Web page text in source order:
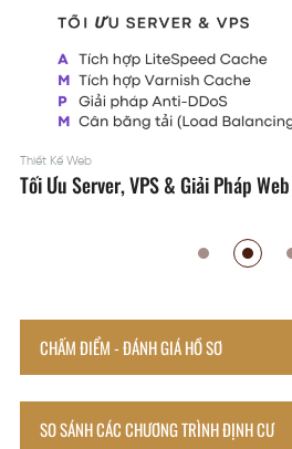
Thiết Kế Web
Tối Ưu Server, VPS & Giải Pháp
CHẤM ĐIỂM - ĐÁNH GIÁ HỒ SƠ
SO SÁNH CÁC CHƯƠNG TRÌNH ĐỊNH CƯ